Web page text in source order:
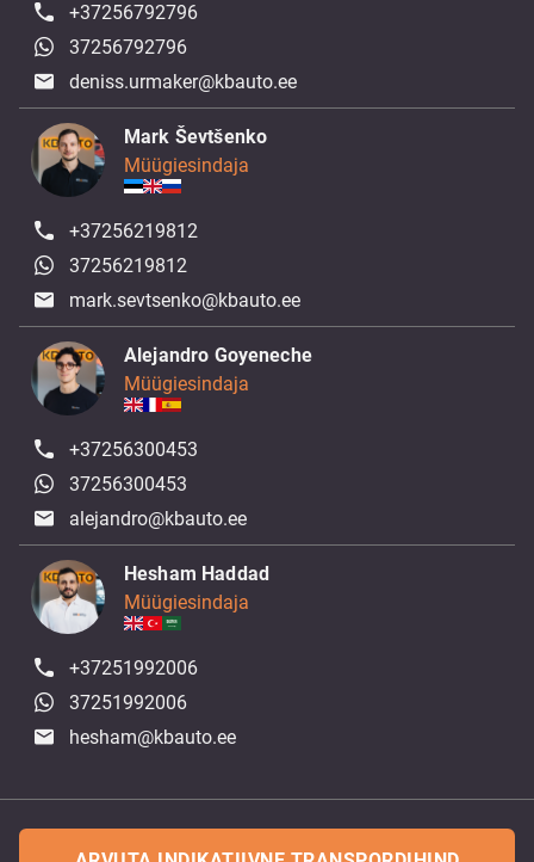
+37256792796
37256792796
deniss.urmaker@kbauto.ee
Mark Ševtšenko
Müügiesindaja
+37256219812
37256219812
mark.sevtsenko@kbauto.ee
Alejandro Goyeneche
Müügiesindaja
+37256300453
37256300453
alejandro@kbauto.ee
Hesham Haddad
Müügiesindaja
+37251992006
37251992006
hesham@kbauto.ee